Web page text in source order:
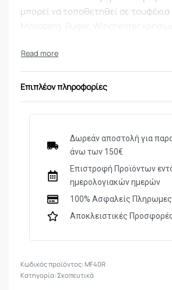
μπορεί να τοποθετηθεί σε
Επιπλέον πληροφορίες
Δωρεάν αποστολή για
άνω των 150€
Επιστροφή Προϊόντων
ημερολογιακών ημερών
100% Ασφαλείς Πληρωμες
Αποκλειστικές
MF40R
Κατηγορία:Σκοπευτικά